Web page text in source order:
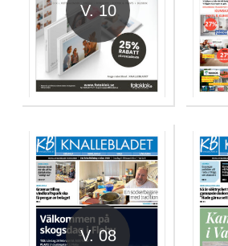
V. 10
V. 08